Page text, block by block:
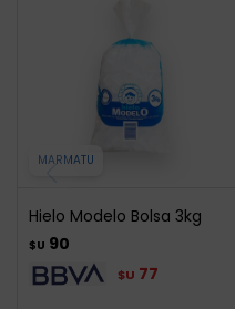
MARMATU
Hielo Modelo Bolsa 3kg
$U 90
$U 77